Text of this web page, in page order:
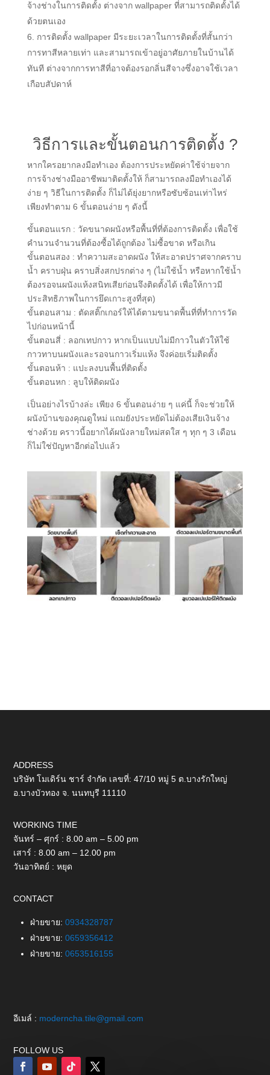
จ้างช่างในการติดตั้ง ต่างจาก wallpaper ที่สามารถติดตั้งได้
ด้วยตนเอง
การติดตั้ง wallpaper มีระยะเวลาในการติดตั้งที่สั้นกว่า
การทาสีหลายเท่า และสามารถเข้าอยู่อาศัยภายในบ้านได้
ทันที ต่างจากการทาสีที่อาจต้องรอกลิ่นสีจางซึ่งอาจใช้เวลา
เกือบสัปดาห์
วิธีการและขั้นตอนการติดตั้ง ?
หากใครอยากลงมือทำเอง ต้องการประหยัดค่าใช้จ่ายจาก
การจ้างช่างมืออาชีพมาติดตั้งให้ ก็สามารถลงมือทำเองได้
ง่าย ๆ วิธีในการติดตั้ง ก็ไม่ได้ยุ่งยากหรือซับซ้อนเท่าไหร่
เพียงทำตาม 6 ขั้นตอนง่าย ๆ ดังนี้
ขั้นตอนแรก : วัดขนาดผนังหรือพื้นที่ที่ต้องการติดตั้ง เพื่อใช้
คำนวนจำนวนที่ต้องซื้อได้ถูกต้อง ไม่ซื้อขาด หรือเกิน
ขั้นตอนสอง : ทำความสะอาดผนัง ให้สะอาดปราศจากคราบ
น้ำ คราบฝุ่น คราบสิ่งสกปรกต่าง ๆ (ไม่ใช้น้ำ หรือหากใช้น้ำ
ต้องรอจนผนังแห้งสนิทเสียก่อนจึงติดตั้งได้ เพื่อให้กาวมี
ประสิทธิภาพในการยึดเกาะสูงที่สุด)
ขั้นตอนสาม : ตัดสติ๊กเกอร์ให้ได้ตามขนาดพื้นที่ที่ทำการวัด
ไปก่อนหน้านี้
ขั้นตอนสี่ : ลอกเทปกาว หากเป็นแบบไม่มีกาวในตัวให้ใช้
กาวทาบนผนังและรอจนกาวเริ่มแห้ง จึงค่อยเริ่มติดตั้ง
ขั้นตอนห้า : แปะลงบนพื้นที่ติดตั้ง
ขั้นตอนหก : ลูบให้ติดผนัง
เป็นอย่างไรบ้างล่ะ เพียง 6 ขั้นตอนง่าย ๆ แค่นี้ ก็จะช่วยให้
ผนังบ้านของคุณดูใหม่ แถมยังประหยัดไม่ต้องเสียเงินจ้าง
ช่างด้วย คราวนี้อยากได้ผนังลายใหม่สดใส ๆ ทุก ๆ 3 เดือน
ก็ไม่ใช่ปัญหาอีกต่อไปแล้ว
ADDRESS
บริษัท โมเดิร์น ชาร์ จำกัด เลขที่: 47/10 หมู่ 5 ต.บางรักใหญ่
อ.บางบัวทอง จ. นนทบุรี 11110
WORKING TIME
จันทร์ – ศุกร์ : 8.00 am – 5.00 pm
เสาร์ : 8.00 am – 12.00 pm
วันอาทิตย์ : หยุด
CONTACT
ฝ่ายขาย:0934328787
ฝ่ายขาย:0659356412
ฝ่ายขาย:0653516155
อีเมล์ : moderncha.tile@gmail.com
FOLLOW US